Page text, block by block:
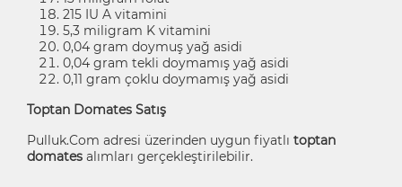
215 IU A vitamini
5,3 miligram K vitamini
0,04 gram doymuş yağ asidi
0,04 gram tekli doymamış yağ asidi
0,11 gram çoklu doymamış yağ asidi
Toptan Domates Satış
Pulluk.Com adresi üzerinden uygun fiyatlı toptan
domates alımları gerçekleştirilebilir.